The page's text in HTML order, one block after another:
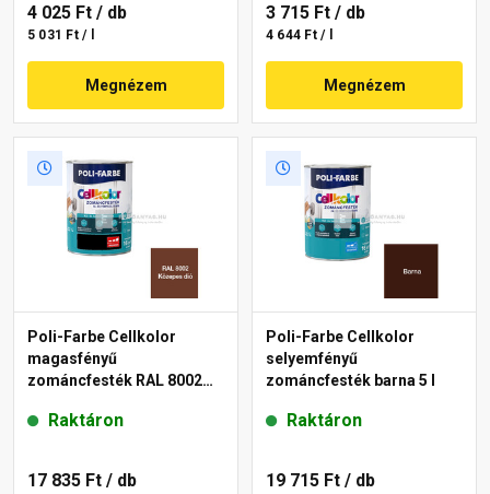
4 025 Ft / db
5 031 Ft / l
Megnézem
3 715 Ft / db
4 644 Ft / l
Megnézem
Poli-Farbe Cellkolor
magasfényű
zománcfesték RAL 8002
Raktáron
17 835 Ft / db
Poli-Farbe Cellkolor
selyemfényű
zománcfesték barna 5 l
Raktáron
19 715 Ft / db